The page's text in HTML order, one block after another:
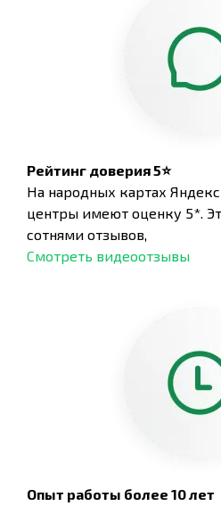
Рейтинг доверия 5⭐
На народных картах
центры имеют оценку 5*.
сотнями отзывов,
Смотреть видеоотзывы
Опыт работы более 10 лет